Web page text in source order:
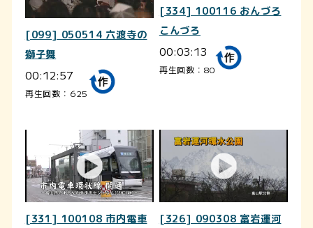
[099] 050514 六渡寺の
獅子舞
00:12:57
再生回数：625
[334] 100116 おんづろ
こんづろ
00:03:13
再生回数：80
[331] 100108 市内電車
[326] 090308 富岩運河